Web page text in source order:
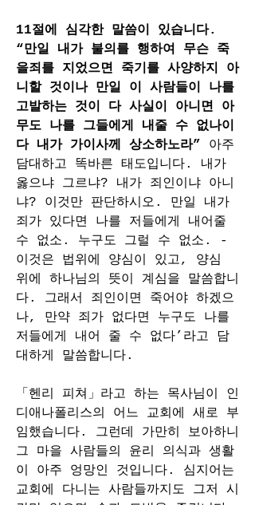
11절에 심각한 말씀이 있습니다.
“만일 내가 불의를 행하여 무슨 죽
을죄를 지었으면 죽기를 사양하지 아
니할 것이나 만일 이 사람들이 나를
고발하는 것이 다 사실이 아니면 아
무도 나를 그들에게 내줄 수 없나이
다 내가 가이사께 상소하노라” 아주
담대하고 똑바른 태도입니다. 내가
옳으냐 그르냐? 내가 죄인이냐 아니
냐? 이것만 판단하시오. 만일 내가
죄가 있다면 나를 저들에게 내어줄
수 없소. 누구도 그럴 수 없소. -
이것은 법위에 양심이 있고, 양심
위에 하나님의 뜻이 계심을 말씀합니
다. 그래서 죄인이면 죽어야 하겠으
나, 만약 죄가 없다면 누구도 나를
저들에게 내어 줄 수 없다’라고 담
대하게 말씀합니다.
「헨리 피쳐」라고 하는 목사님이 인
디애나폴리스의 어느 교회에 새로 부
임했습니다. 그런데 가만히 보아하니
그 마을 사람들의 윤리 의식과 생활
이 아주 엉망인 것입니다. 심지어는
교회에 다니는 사람들까지도 그저 시